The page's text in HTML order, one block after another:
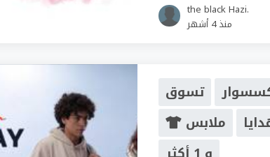
the black Hazi.
منذ 4 أشهر
تسوق
ملابس